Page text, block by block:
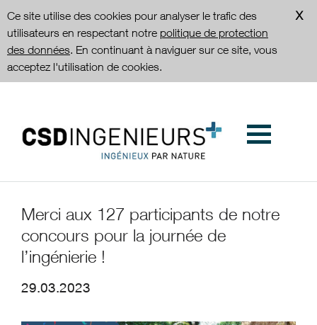
Ce site utilise des cookies pour analyser le trafic des
utilisateurs en respectant notre politique de protection
des données. En continuant à naviguer sur ce site, vous
acceptez l'utilisation de cookies.
Merci aux 127 participants de notre
concours pour la journée de
l’ingénierie !
29.03.2023